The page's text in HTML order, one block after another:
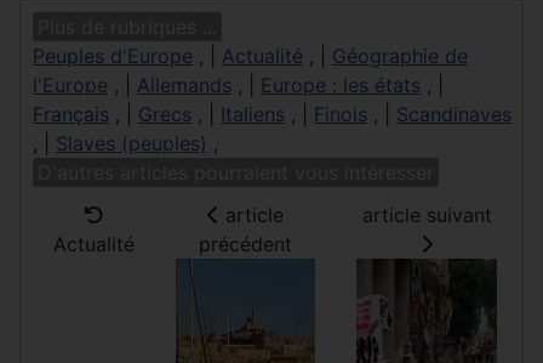
Peuples d'Europe , | Actualité , | Géographie de
l'Europe , | Allemands , | Europe : les états , |
Français , | Grecs , | Italiens , | Finois , | Scandinaves
, | Slaves (peuples) ,
Actualité
article
précédent
article suivant